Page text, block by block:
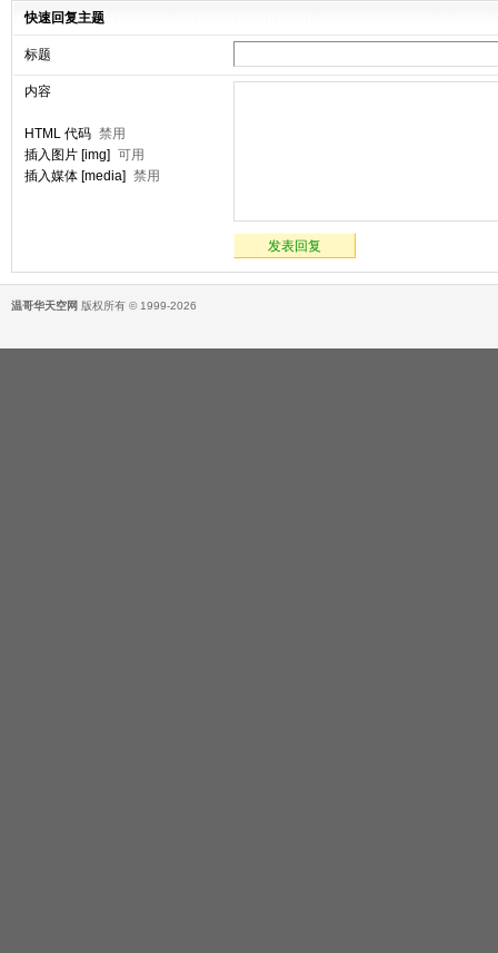
快速回复主题
标题
内容
HTML 代码 禁用
插入图片 [img] 可用
插入媒体 [media] 禁用
发表回复
温哥华天空网 版权所有 © 1999-2026